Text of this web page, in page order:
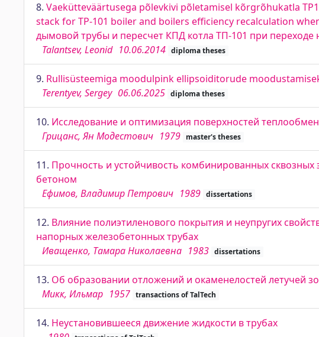
8. Vaekütteväärtusega põlevkivi põletamisel kõrgrõhukatla
stack for TP-101 boiler and boilers efficiency recalculation
дымовой трубы и пересчет КПД котла ТП-101 при
Talantsev, Leonid 10.06.2014 diploma theses
9. Rullisüsteemiga moodulpink ellipsoiditorude
Terentyev, Sergey 06.06.2025 diploma theses
10. Исследование и оптимизация поверхностей
Грицанс, Ян Модестович 1979 master's theses
11. Прочность и устойчивость комбинированных
бетоном
Ефимов, Владимир Петрович 1989 dissertations
12. Влияние полиэтиленового покрытия и неупругих
напорных железобетонных трубах
Иващенко, Тамара Николаевна 1983 dissertations
13. Об образовании отложений и окаменелостей летучей
Микк, Ильмар 1957 transactions of TalTech
14. Неустановившееся движение жидкости в трубах